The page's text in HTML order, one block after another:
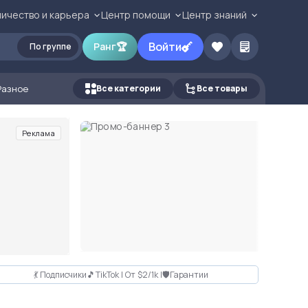
и карьера Центр помощи Центр знаний
По группе Ранг🏆 Войти
Все категории Все товары
Реклама
💃 Подписчики🎵TikTok | От $2/1k |🛡Гарантии